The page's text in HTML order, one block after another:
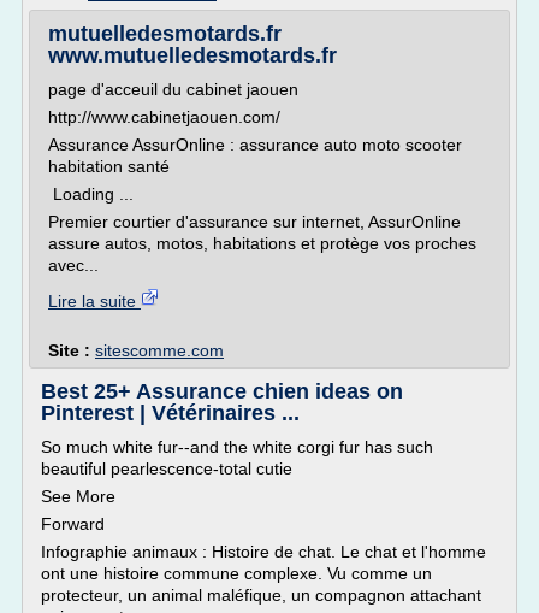
mutuelledesmotards.fr
www.mutuelledesmotards.fr
page d'acceuil du cabinet jaouen
http://www.cabinetjaouen.com/
Assurance AssurOnline : assurance auto moto scooter
habitation santé
Loading ...
Premier courtier d'assurance sur internet, AssurOnline
assure autos, motos, habitations et protège vos proches
avec...
Lire la suite
Site : sitescomme.com
Best 25+ Assurance chien ideas on
Pinterest | Vétérinaires ...
So much white fur--and the white corgi fur has such
beautiful pearlescence-total cutie
See More
Forward
Infographie animaux : Histoire de chat. Le chat et l'homme
ont une histoire commune complexe. Vu comme un
protecteur, un animal maléfique, un compagnon attachant